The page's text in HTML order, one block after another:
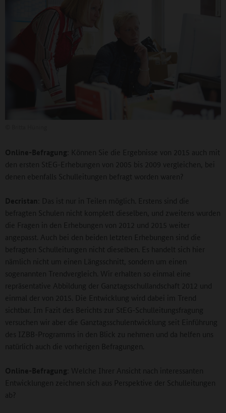
Online-Befragung : Können Sie die Ergebnisse von 2015 auch mit
den ersten StEG-Erhebungen von 2005 bis 2009 vergleichen, bei
denen ebenfalls Schulleitungen befragt worden waren?
Decristan : Das ist nur in Teilen möglich. Erstens sind die
befragten Schulen nicht komplett dieselben, und zweitens wurden
die Fragen in den Erhebungen von 2012 und 2015 weiter
angepasst. Auch bei den beiden letzten Erhebungen sind die
befragten Schulleitungen nicht dieselben. Es handelt sich hier
nämlich nicht um einen Längsschnitt, sondern um einen
sogenannten Trendvergleich. Wir erhalten so einmal eine
repräsentative Abbildung der Ganztagsschullandschaft 2012 und
einmal der von 2015. Die Entwicklung wird dabei im Trend
sichtbar. Im Fazit des Berichts zur StEG-Schulleitungsfragung
versuchen wir aber die Ganztagsschulentwicklung seit Einführung
des IZBB-Programms in den Blick zu nehmen und da helfen uns
natürlich auch die vorherigen Befragungen.
Online-Befragung : Welche Ihrer Ansicht nach interessanten
Entwicklungen zeichnen sich aus Perspektive der Schulleitungen
ab?